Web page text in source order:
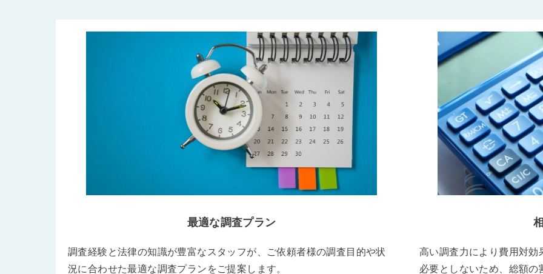
最適な調査プラン
調査経験と法律の知識が豊富なスタッフが、ご依頼者様の調査目的や状
況に合わせた最適な調査プランをご提案します。
高い調査力により費用対
必要としないため、総額